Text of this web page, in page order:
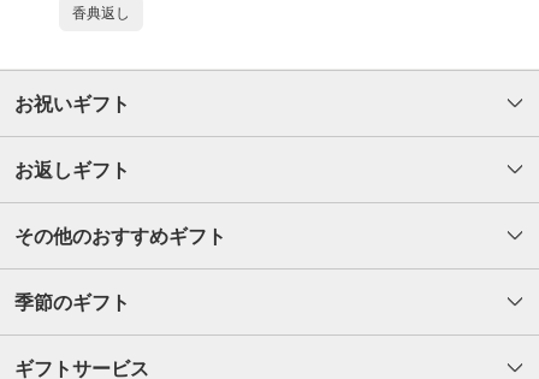
香典返し
お祝いギフト
お返しギフト
その他のおすすめギフト
季節のギフト
ギフトサービス